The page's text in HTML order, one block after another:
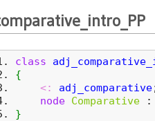
class
{
<:
adj_comparative
node
Comparative :
}